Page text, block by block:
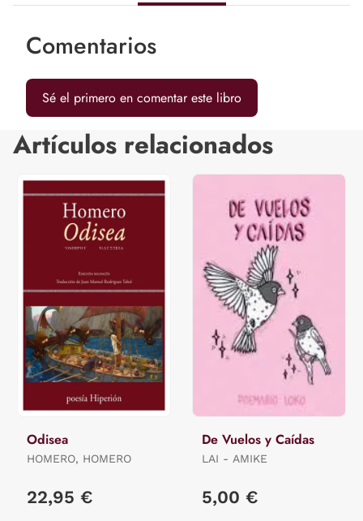
Comentarios
Sé el primero en comentar este libro
Artículos relacionados
Odisea
HOMERO, HOMERO
22,95 €
De Vuelos y Caídas
LAI - AMIKE
5,00 €